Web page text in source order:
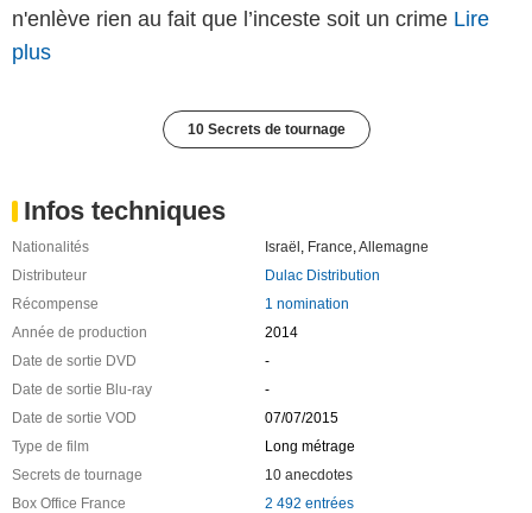
n'enlève rien au fait que l’inceste soit un crime Lire
plus
10 Secrets de tournage
Infos techniques
Nationalités Israël France Allemagne
Distributeur
Dulac Distribution
Récompense
1 nomination
Année de production
2014
Date de sortie DVD
-
Date de sortie Blu-ray
-
Date de sortie VOD
07/07/2015
Type de film
Long métrage
Secrets de tournage
10 anecdotes
Box Office France
2 492 entrées